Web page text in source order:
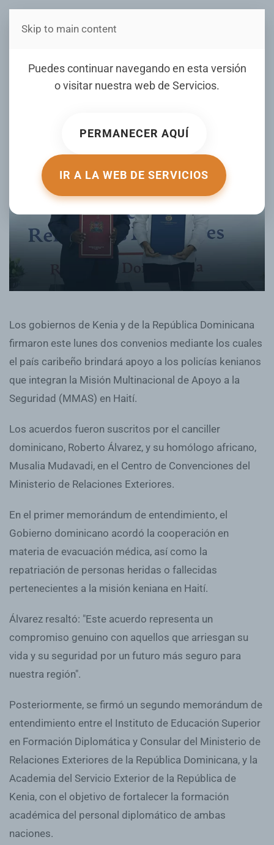
Estás en Telenord Medios
Puedes continuar navegando en esta versión
o visitar nuestra web de Servicios.
PERMANECER AQUÍ
IR A LA WEB DE SERVICIOS
Skip to main content
La solidaridad dominicana
ESCRITO POR NOTICIERO TELENORD EL12 MAY 2025
Los gobiernos de Kenia y de la República Dominicana
firmaron este lunes dos convenios mediante los cuales
el país caribeño brindará apoyo a los policías kenianos
que integran la Misión Multinacional de Apoyo a la
Seguridad (MMAS) en Haití.
Los acuerdos fueron suscritos por el canciller
dominicano, Roberto Álvarez, y su homólogo africano,
Musalia Mudavadi, en el Centro de Convenciones del
Ministerio de Relaciones Exteriores.
En el primer memorándum de entendimiento, el
Gobierno dominicano acordó la cooperación en
materia de evacuación médica, así como la
repatriación de personas heridas o fallecidas
pertenecientes a la misión keniana en Haití.
Álvarez resaltó: "Este acuerdo representa un
compromiso genuino con aquellos que arriesgan su
vida y su seguridad por un futuro más seguro para
nuestra región".
Posteriormente, se firmó un segundo memorándum de
entendimiento entre el Instituto de Educación Superior
en Formación Diplomática y Consular del Ministerio de
Relaciones Exteriores de la República Dominicana, y la
Academia del Servicio Exterior de la República de
Kenia, con el objetivo de fortalecer la formación
académica del personal diplomático de ambas
naciones.